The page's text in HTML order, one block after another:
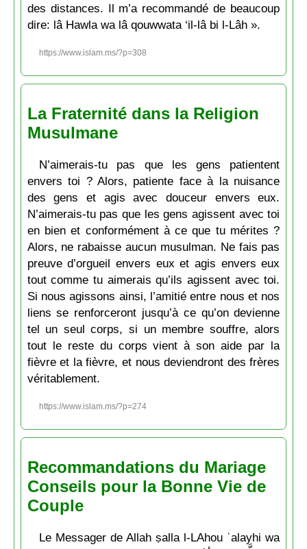
des distances. Il m’a recommandé de beaucoup
dire: lâ Hawla wa lâ qouwwata ‘il-lâ bi l-Lâh ».
https://www.islam.ms/?p=308
La Fraternité dans la Religion
Musulmane
N’aimerais-tu pas que les gens patientent
envers toi ? Alors, patiente face à la nuisance
des gens et agis avec douceur envers eux.
N’aimerais-tu pas que les gens agissent avec toi
en bien et conformément à ce que tu mérites ?
Alors, ne rabaisse aucun musulman. Ne fais pas
preuve d’orgueil envers eux et agis envers eux
tout comme tu aimerais qu’ils agissent avec toi.
Si nous agissons ainsi, l’amitié entre nous et nos
liens se renforceront jusqu’à ce qu’on devienne
tel un seul corps, si un membre souffre, alors
tout le reste du corps vient à son aide par la
fièvre et la fièvre, et nous deviendront des frères
véritablement.
https://www.islam.ms/?p=274
Recommandations du Mariage
Conseils pour la Bonne Vie de
Couple
Le Messager de Allah ṣalla l-LAhou ʿalayhi wa